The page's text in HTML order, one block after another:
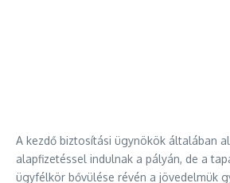
A kezdő biztosítási ügynökök általában
alapfizetéssel indulnak a pályán, de a
ügyfélkör bővülése révén a jövedelmük